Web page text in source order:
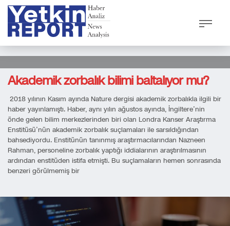
Akademik zorbalık bilimi baltalıyor mu?
2018 yılının Kasım ayında Nature dergisi akademik zorbalıkla ilgili bir
haber yayınlamıştı. Haber, aynı yılın ağustos ayında, İngiltere’nin
önde gelen bilim merkezlerinden biri olan Londra Kanser Araştırma
Enstitüsü’nün akademik zorbalık suçlamaları ile sarsıldığından
bahsediyordu. Enstitünün tanınmış araştırmacılarından Nazneen
Rahman, personeline zorbalık yaptığı iddialarının araştırılmasının
ardından enstitüden istifa etmişti. Bu suçlamaların hemen sonrasında
benzeri görülmemiş bir